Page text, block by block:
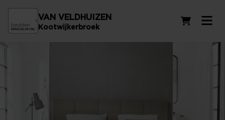
VAN VELDHUIZEN
Kootwijkerbroek